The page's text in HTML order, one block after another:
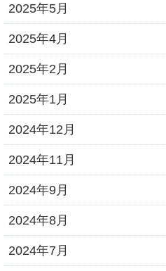
2025年5月
2025年4月
2025年2月
2025年1月
2024年12月
2024年11月
2024年9月
2024年8月
2024年7月